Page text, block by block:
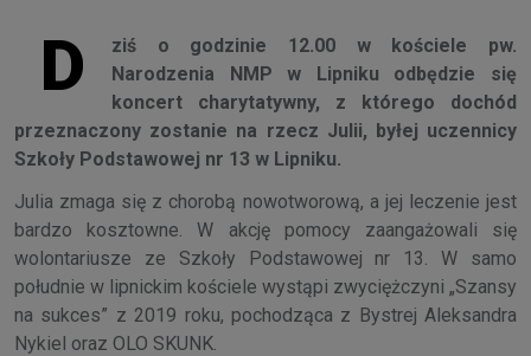
D
ziś o godzinie 12.00 w kościele pw.
Narodzenia NMP w Lipniku odbędzie się
koncert charytatywny, z którego dochód
przeznaczony zostanie na rzecz Julii, byłej uczennicy
Szkoły Podstawowej nr 13 w Lipniku.
Julia zmaga się z chorobą nowotworową, a jej leczenie jest
bardzo kosztowne. W akcję pomocy zaangażowali się
wolontariusze ze Szkoły Podstawowej nr 13. W samo
południe w lipnickim kościele wystąpi zwyciężczyni „Szansy
na sukces” z 2019 roku, pochodząca z Bystrej Aleksandra
Nykiel oraz OLO SKUNK.